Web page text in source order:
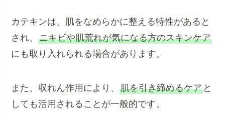
カテキンは、肌をなめらかに整える特性があると
され、ニキビや肌荒れが気になる方のスキンケア
にも取り入れられる場合があります。
また、収れん作用により、肌を引き締めるケア と
しても活用されることが一般的です。